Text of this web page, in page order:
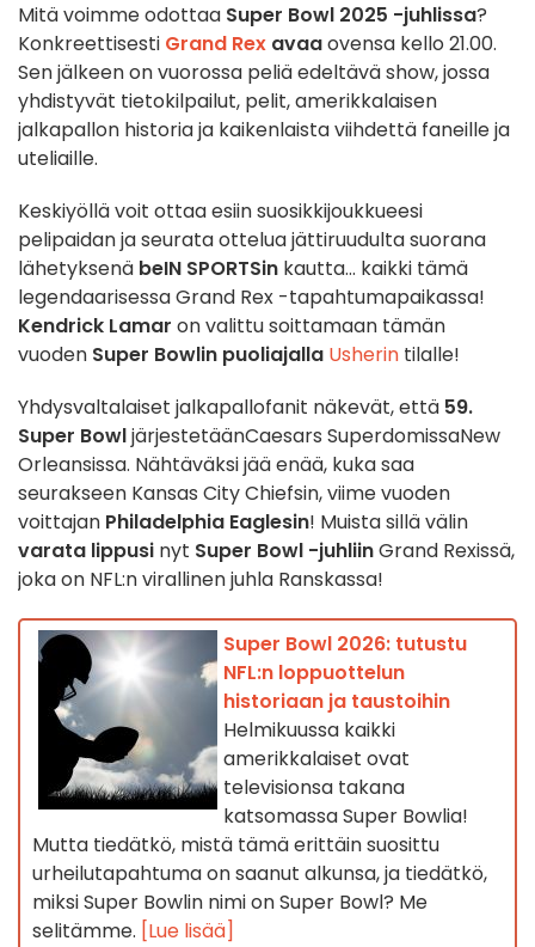
Mitä voimme odottaa Super Bowl 2025 -juhlissa?
Konkreettisesti Grand Rex avaaovensa kello 21.00.
Sen jälkeen on vuorossa peliä edeltävä show, jossa
yhdistyvät tietokilpailut, pelit, amerikkalaisen
jalkapallon historia ja kaikenlaista viihdettä faneille ja
uteliaille.
Keskiyöllä voit ottaa esiin suosikkijoukkueesi
pelipaidan ja seurata ottelua jättiruudulta suorana
lähetyksenä beIN SPORTSin kautta... kaikki tämä
legendaarisessa Grand Rex -tapahtumapaikassa!
Kendrick Lamar on valittu soittamaan tämän
vuoden Super Bowlin puoliajalla Usherin tilalle!
Yhdysvaltalaiset jalkapallofanit näkevät, että 59.
Super BowljärjestetäänCaesars SuperdomissaNew
Orleansissa. Nähtäväksi jää enää, kuka saa
seurakseen Kansas City Chiefsin, viime vuoden
voittajan Philadelphia Eaglesin! Muista sillä välin
varata lippusi nyt Super Bowl -juhliinGrand Rexissä,
joka on NFL:n virallinen juhla Ranskassa!
Super Bowl 2026: tutustu
NFL:n loppuottelun
historiaan ja taustoihin
Helmikuussa kaikki
amerikkalaiset ovat
televisionsa takana
katsomassa Super Bowlia!
Mutta tiedätkö, mistä tämä erittäin suosittu
urheilutapahtuma on saanut alkunsa, ja tiedätkö,
miksi Super Bowlin nimi on Super Bowl? Me
selitämme. [Lue lisää]